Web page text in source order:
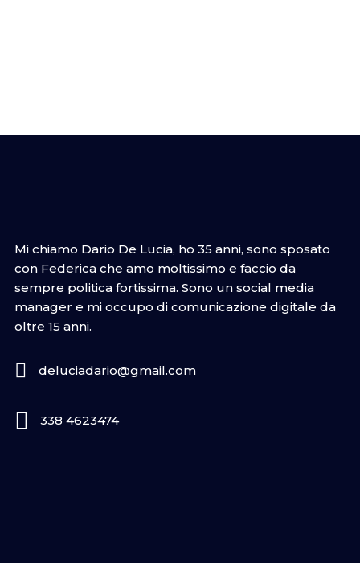
Mi chiamo Dario De Lucia, ho 35 anni, sono sposato
con Federica che amo moltissimo e faccio da
sempre politica fortissima. Sono un social media
manager e mi occupo di comunicazione digitale da
oltre 15 anni.
deluciadario@gmail.com
338 4623474